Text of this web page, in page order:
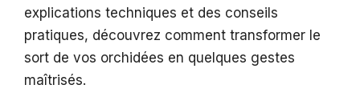
explications techniques et des conseils
pratiques, découvrez comment transformer le
sort de vos orchidées en quelques gestes
maîtrisés.